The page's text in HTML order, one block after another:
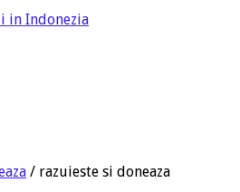
in Indonezia
/ razuieste si doneaza